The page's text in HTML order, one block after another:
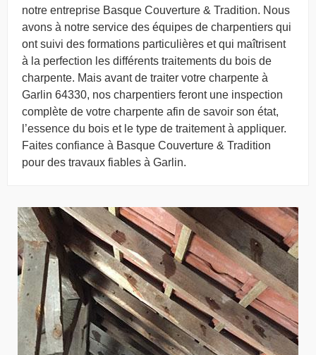
notre entreprise Basque Couverture & Tradition. Nous
avons à notre service des équipes de charpentiers qui
ont suivi des formations particulières et qui maîtrisent
à la perfection les différents traitements du bois de
charpente. Mais avant de traiter votre charpente à
Garlin 64330, nos charpentiers feront une inspection
complète de votre charpente afin de savoir son état,
l’essence du bois et le type de traitement à appliquer.
Faites confiance à Basque Couverture & Tradition
pour des travaux fiables à Garlin.